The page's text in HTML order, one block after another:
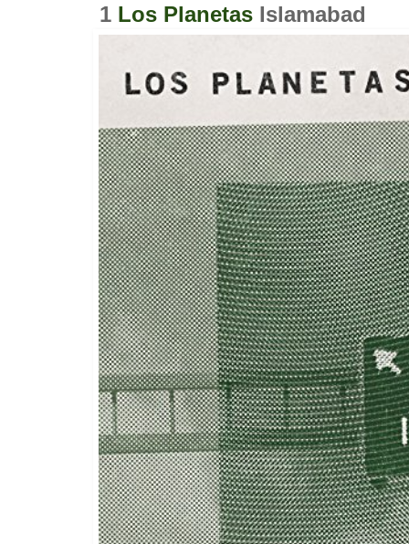
1 Los Planetas Islamabad